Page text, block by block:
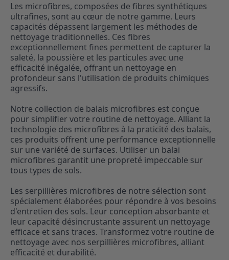
Les microfibres, composées de fibres synthétiques
ultrafines, sont au cœur de notre gamme. Leurs
capacités dépassent largement les méthodes de
nettoyage traditionnelles. Ces fibres
exceptionnellement fines permettent de capturer la
saleté, la poussière et les particules avec une
efficacité inégalée, offrant un nettoyage en
profondeur sans l'utilisation de produits chimiques
agressifs.
Notre collection de balais microfibres est conçue
pour simplifier votre routine de nettoyage. Alliant la
technologie des microfibres à la praticité des balais,
ces produits offrent une performance exceptionnelle
sur une variété de surfaces. Utiliser un balai
microfibres garantit une propreté impeccable sur
tous types de sols.
Les serpillières microfibres de notre sélection sont
spécialement élaborées pour répondre à vos besoins
d'entretien des sols. Leur conception absorbante et
leur capacité désincrustante assurent un nettoyage
efficace et sans traces. Transformez votre routine de
nettoyage avec nos serpillières microfibres, alliant
efficacité et durabilité.